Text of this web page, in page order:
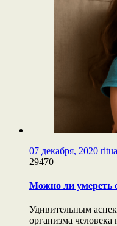
07 декабря, 2020
29470
Можно ли умереть
Удивительным
организма